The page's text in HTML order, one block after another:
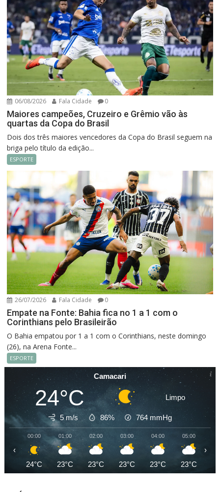
06/08/2026 Fala Cidade 0
Maiores campeões, Cruzeiro e Grêmio vão às
quartas da Copa do Brasil
Dois dos três maiores vencedores da Copa do Brasil seguem na
briga pelo título da edição...
ESPORTE
26/07/2026 Fala Cidade 0
Empate na Fonte: Bahia fica no 1 a 1 com o
Corinthians pelo Brasileirão
O Bahia empatou por 1 a 1 com o Corinthians, neste domingo
(26), na Arena Fonte...
ESPORTE
Camacari
24°C Limpo
5 m/s 86% 764 mmHg
00:00
24°C
01:00
23°C
02:00
23°C
03:00
23°C
04:00
23°C
05:00
23°C
‹ ›